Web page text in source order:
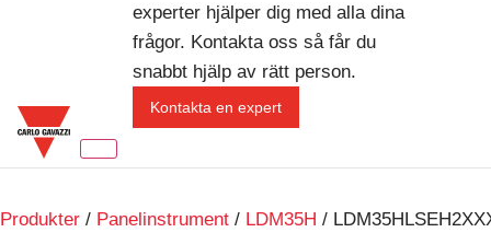
experter hjälper dig med alla dina
frågor. Kontakta oss så får du
snabbt hjälp av rätt person.
Kontakta en expert
Produkter / Panelinstrument / LDM35H /